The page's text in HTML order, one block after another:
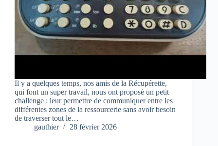
Il y a quelques temps, nos amis de la Récupérette,
qui font un super travail, nous ont proposé un petit
challenge : leur permettre de communiquer entre les
différentes zones de la ressourcerie sans avoir besoin
de traverser tout le…
gauthier
28 février 2026